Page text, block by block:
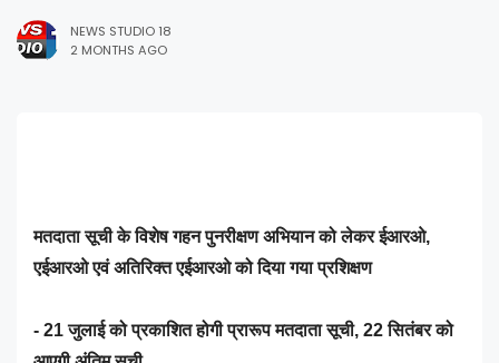
NEWS STUDIO 18
2 MONTHS AGO
मतदाता सूची के विशेष गहन पुनरीक्षण अभियान को लेकर ईआरओ,
एईआरओ एवं अतिरिक्त एईआरओ को दिया गया प्रशिक्षण
- 21 जुलाई को प्रकाशित होगी प्रारूप मतदाता सूची, 22 सितंबर को